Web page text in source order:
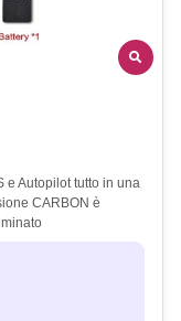
e Autopilot tutto in una
CARBON è